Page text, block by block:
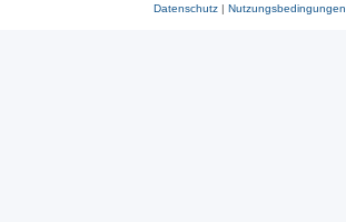
Datenschutz| Nutzungsbedingungen